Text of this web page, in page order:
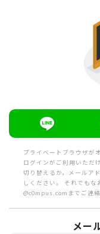
プライベートブラウザが
ログインがご利用いただ
切り替えるか，メールア
しください。 それでも
@c0mpus.comまでご連絡
メー